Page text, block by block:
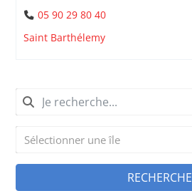
05 90 29 80 40
Saint Barthélemy
Sélectionner une île
RECHERCHE